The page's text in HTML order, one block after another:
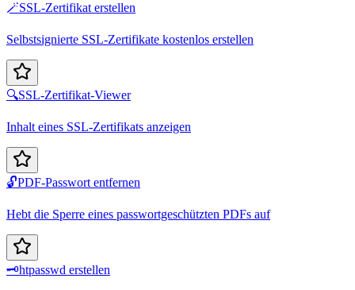
🪄SSL-Zertifikat erstellen
Selbstsignierte SSL-Zertifikate kostenlos erstellen
🔍SSL-Zertifikat-Viewer
Inhalt eines SSL-Zertifikats anzeigen
🔓PDF-Passwort entfernen
Hebt die Sperre eines passwortgeschützten PDFs auf
🗝️htpasswd erstellen